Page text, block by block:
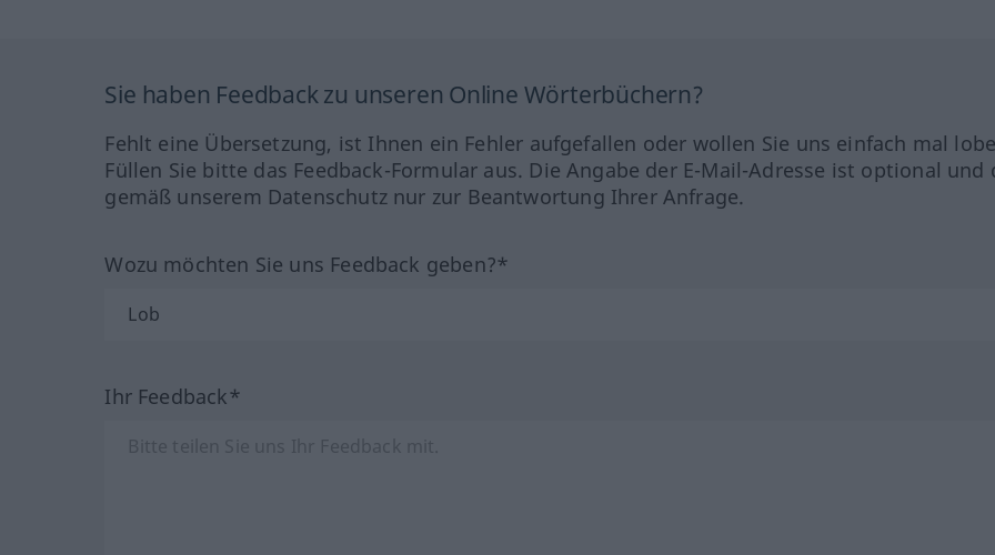
Sie haben Feedback zu unseren Online Wörterbüchern?
Fehlt eine Übersetzung, ist Ihnen ein Fehler aufgefallen oder wollen Sie uns einfach mal
Füllen Sie bitte das Feedback-Formular aus. Die Angabe der E-Mail-Adresse ist optional und
gemäß unserem Datenschutz nur zur Beantwortung Ihrer Anfrage.
Wozu möchten Sie uns Feedback geben?*
Ihr Feedback*